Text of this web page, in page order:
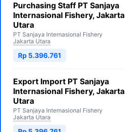
Purchasing Staff PT Sanjaya
Internasional Fishery, Jakarta
Utara
PT Sanjaya Internasional Fishery
Jakarta Utara
Rp 5.396.761
Export Import PT Sanjaya
Internasional Fishery, Jakarta
Utara
PT Sanjaya Internasional Fishery
Jakarta Utara